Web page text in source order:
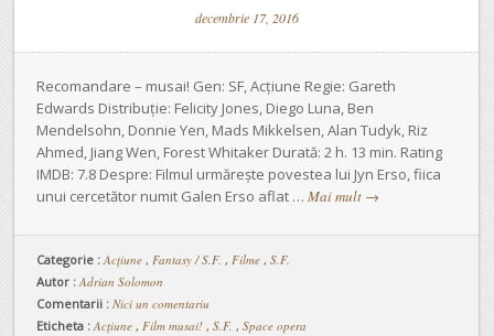
decembrie 17, 2016
Recomandare – musai! Gen: SF, Acțiune Regie: Gareth
Edwards Distribuție: Felicity Jones, Diego Luna, Ben
Mendelsohn, Donnie Yen, Mads Mikkelsen, Alan Tudyk, Riz
Ahmed, Jiang Wen, Forest Whitaker Durată: 2 h. 13 min. Rating
IMDB: 7.8 Despre: Filmul urmărește povestea lui Jyn Erso, fiica
unui cercetător numit Galen Erso aflat … Mai mult →
Categorie :Acţiune , Fantasy / S.F. , Filme , S.F.
Autor : Adrian Solomon
Comentarii : Nici un comentariu
Eticheta : Acțiune , Film musai! , S.F. , Space opera